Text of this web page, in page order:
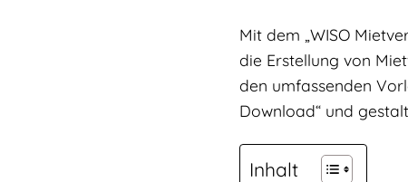
Mit dem „WISO
die Erstellung von
den umfassenden
Download“ und
Inhalt